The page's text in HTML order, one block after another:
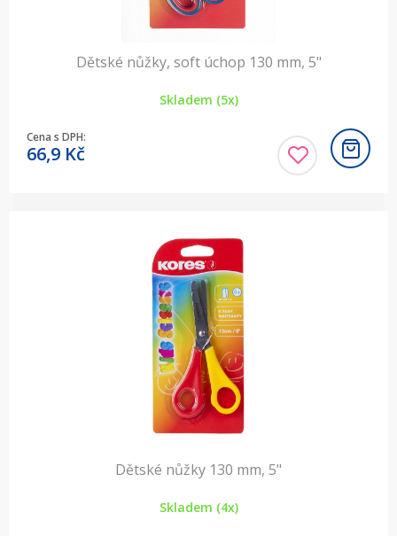
Dětské nůžky, soft úchop 130 mm, 5"
Skladem (5x)
Cena s DPH:
66,9 Kč
Dětské nůžky 130 mm, 5"
Skladem (4x)